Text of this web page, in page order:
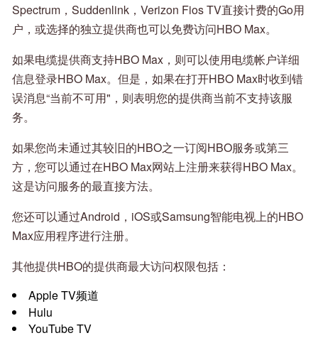
Spectrum，Suddenlink，Verizon Fios TV直接计费的Go用
户，或选择的独立提供商也可以免费访问HBO Max。
如果电缆提供商支持HBO Max，则可以使用电缆帐户详细
信息登录HBO Max。但是，如果在打开HBO Max时收到错
误消息“当前不可用"，则表明您的提供商当前不支持该服
务。
如果您尚未通过其较旧的HBO之一订阅HBO服务或第三
方，您可以通过在HBO Max网站上注册来获得HBO Max。
这是访问服务的最直接方法。
您还可以通过Android，iOS或Samsung智能电视上的HBO
Max应用程序进行注册。
其他提供HBO的提供商最大访问权限包括：
Apple TV频道
Hulu
YouTube TV